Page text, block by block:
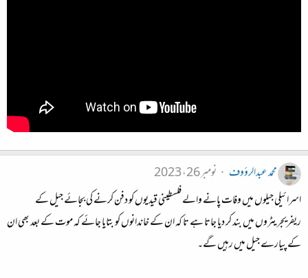
محمد عبدالرؤوف
نومبر 26، 2023
اسرائیلی جیلوں میں وفات پانے والے فلسطینی قیدیوں کو دفن کرنے کی بجائے جیل کے
ریفریجریٹروں میں بند کر دیا جاتا ہے تا کہ ان کے خاندانوں کو بتایا جائے کہ موت کے بعد بھی ان
کے پیارے جیل میں رہیں گے۔